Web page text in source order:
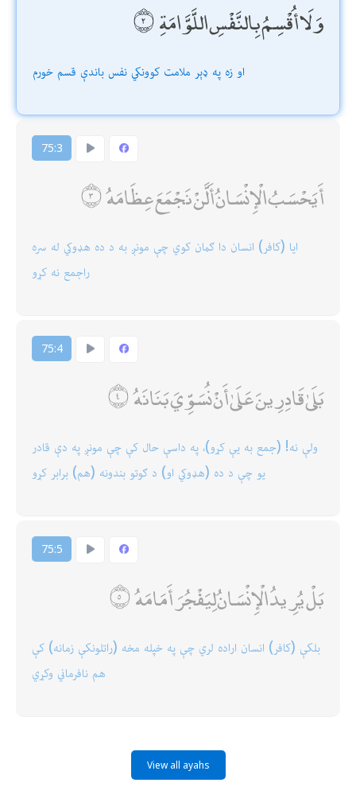
وَلَا أُقْسِمُ بِالنَّفْسِ اللَّوَّامَةِ
او زه په ډېر ملامت كوونكي نفس باندې قسم خورم
75:3
أَيَحْسَبُ الْإِنْسَانُ أَلَّنْ نَجْمَعَ عِظَامَهُ
ایا (كافر) انسان دا ګمان كوي چې مونږ به د ده هډوكي له سره
راجمع نه كړو
75:4
بَلَىٰ قَادِرِينَ عَلَىٰ أَنْ نُسَوِّيَ بَنَانَهُ
ولې نه! (جمع به يې كړو)، په داسې حال كې چې مونږ په دې قادر
یو چې د ده (هډوكي او) د ګوتو بندونه (هم) برابر كړو
75:5
بَلْ يُرِيدُ الْإِنْسَانُ لِيَفْجُرَ أَمَامَهُ
بلكې (كافر) انسان اراده لري چې په خپله مخه (راتلونكې زمانه) كې
هم نافرماني وكړي
View all ayahs